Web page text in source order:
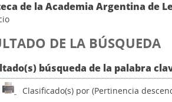
de la Academia Argentina de
DE LA BÚSQUEDA
búsqueda de la palabra
Clasificado(s) por (Pertinencia